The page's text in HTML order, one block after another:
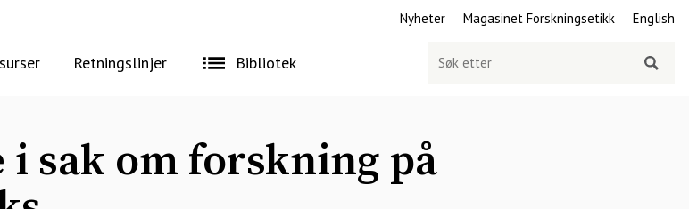
Nyheter Magasinet Forskningsetikk English
Retningslinjer Bibliotek
Søk
i sak om forskning på